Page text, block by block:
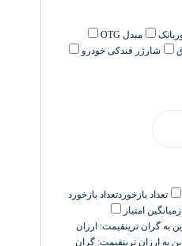
مبدل OTG
شارژر فندکی خودرو
تعداد بازخوردتعداد بازخورد
میانگین امتیاز
به گران ترینقیمت: ارزان
به ارزان ترینقیمت: گران